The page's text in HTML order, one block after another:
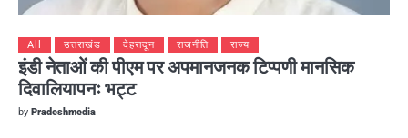
All उत्तराखंड देहरादून राजनीति राज्य
इंडी नेताओं की पीएम पर अपमानजनक टिप्पणी मानसिक
दिवालियापनः भट्ट
by Pradeshmedia